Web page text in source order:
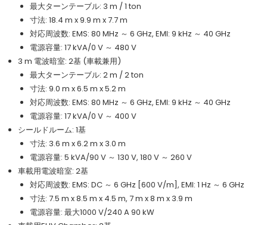
最大ターンテーブル: 3 m / 1 ton
寸法: 18.4 m x 9.9 m x 7.7 m
対応周波数: EMS: 80 MHz ～ 6 GHz, EMI: 9 kHz ～ 40 GHz
電源容量: 17 kVA/0 V ～ 480 V
3 m 電波暗室: 2基 (車載兼用)
最大ターンテーブル: 2 m / 2 ton
寸法: 9.0 m x 6.5 m x 5.2 m
対応周波数: EMS: 80 MHz ～ 6 GHz, EMI: 9 kHz ～ 40 GHz
電源容量: 17 kVA/0 V ～ 400 V
シールドルーム: 1基
寸法: 3.6 m x 6.2 m x 3.0 m
電源容量: 5 kVA/90 V ～ 130 V, 180 V ～ 260 V
車載用電波暗室: 2基
対応周波数: EMS: DC ～ 6 GHz [600 V/m], EMI: 1 Hz ～ 6 GHz
寸法: 7.5 m x 8.5 m x 4.5 m, 7 m x 8 m x 3.9 m
電源容量: 最大1000 V/240 A 90 kW